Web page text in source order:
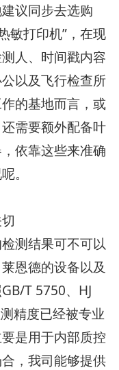
议同步去选购
敏打印机”，在现
人、时间戳内容
以及飞行检查所
的基地而言，或
需要额外配备叶
依靠这些来准确
。
测结果可不可以
恩德的设备以及
T 5750、HJ
精度已经被专业
是用于内部质控
，我司能够提供